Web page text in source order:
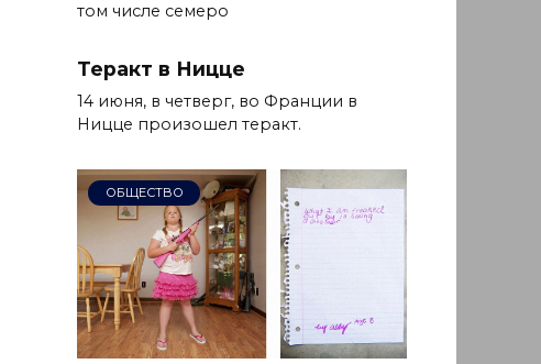
том числе семеро
Теракт в Ницце
14 июня, в четверг, во Франции в
Ницце произошел теракт.
ОБЩЕСТВО